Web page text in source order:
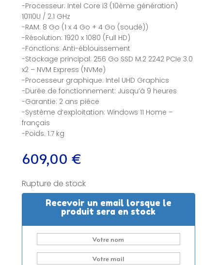
-Processeur: Intel Core i3 (10ème génération)
10110U / 2.1 GHz
-RAM: 8 Go (1 x 4 Go + 4 Go (soudé))
-Résolution: 1920 x 1080 (Full HD)
-Fonctions: Anti-éblouissement
-Stockage principal: 256 Go SSD M.2 2242 PCIe 3.0
x2 – NVM Express (NVMe)
-Processeur graphique: Intel UHD Graphics
-Durée de fonctionnement: Jusqu’à 9 heures
-Garantie: 2 ans piéce
-Système d’exploitation: Windows 11 Home –
français
-Poids: 1.7 kg
609,00 €
Rupture de stock
Recevoir un email lorsque le
produit sera en stock